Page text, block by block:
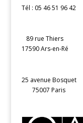
Tél : 05 46 51 96 42
89 rue Thiers
17590 Ars-en-Ré
25 avenue Bosquet
75007 Paris